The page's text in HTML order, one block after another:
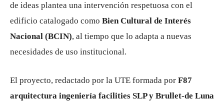
de ideas plantea una intervención respetuosa con el
edificio catalogado como Bien Cultural de Interés
Nacional (BCIN), al tiempo que lo adapta a nuevas
necesidades de uso institucional.
El proyecto, redactado por la UTE formada por F87
arquitectura ingeniería facilities SLP y Brullet-de Luna